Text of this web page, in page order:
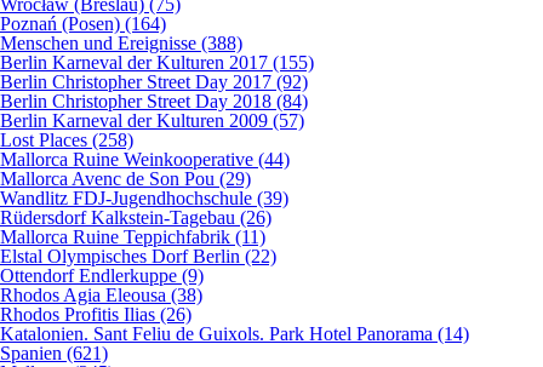
Wrocław (Breslau) (75)
Poznań (Posen) (164)
Menschen und Ereignisse (388)
Berlin Karneval der Kulturen 2017 (155)
Berlin Christopher Street Day 2017 (92)
Berlin Christopher Street Day 2018 (84)
Berlin Karneval der Kulturen 2009 (57)
Lost Places (258)
Mallorca Ruine Weinkooperative (44)
Mallorca Avenc de Son Pou (29)
Wandlitz FDJ-Jugendhochschule (39)
Rüdersdorf Kalkstein-Tagebau (26)
Mallorca Ruine Teppichfabrik (11)
Elstal Olympisches Dorf Berlin (22)
Ottendorf Endlerkuppe (9)
Rhodos Agia Eleousa (38)
Rhodos Profitis Ilias (26)
Katalonien. Sant Feliu de Guixols. Park Hotel Panorama (14)
Spanien (621)